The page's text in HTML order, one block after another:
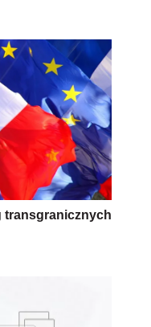
transgranicznych